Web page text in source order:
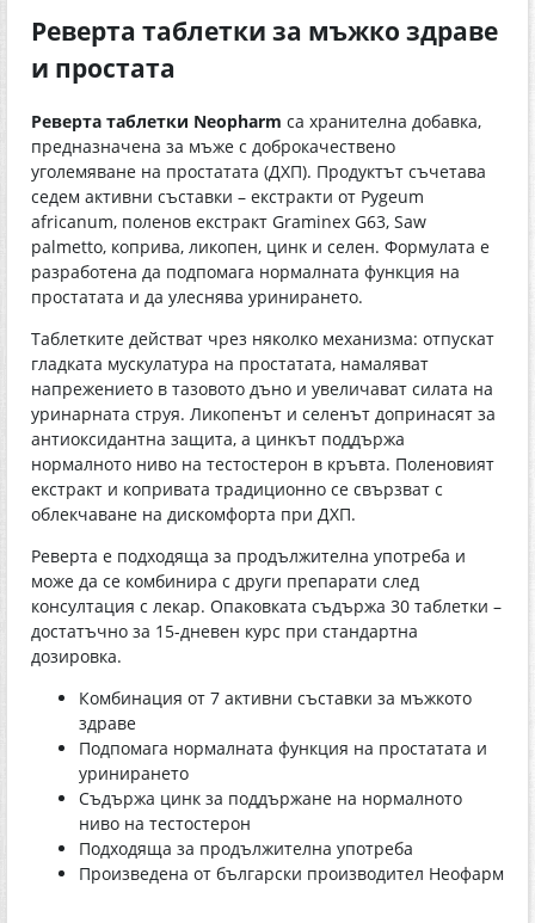
Реверта таблетки за мъжко здраве
и простата
Реверта таблетки Neopharm са хранителна добавка,
предназначена за мъже с доброкачествено
уголемяване на простатата (ДХП). Продуктът съчетава
седем активни съставки – екстракти от Pygeum
africanum, поленов екстракт Graminex G63, Saw
palmetto, коприва, ликопен, цинк и селен. Формулата е
разработена да подпомага нормалната функция на
простатата и да улеснява уринирането.
Таблетките действат чрез няколко механизма: отпускат
гладката мускулатура на простатата, намаляват
напрежението в тазовото дъно и увеличават силата на
уринарната струя. Ликопенът и селенът допринасят за
антиоксидантна защита, а цинкът поддържа
нормалното ниво на тестостерон в кръвта. Поленовият
екстракт и копривата традиционно се свързват с
облекчаване на дискомфорта при ДХП.
Реверта е подходяща за продължителна употреба и
може да се комбинира с други препарати след
консултация с лекар. Опаковката съдържа 30 таблетки –
достатъчно за 15-дневен курс при стандартна
дозировка.
Комбинация от 7 активни съставки за мъжкото
здраве
Подпомага нормалната функция на простатата и
уринирането
Съдържа цинк за поддържане на нормалното
ниво на тестостерон
Подходяща за продължителна употреба
Произведена от български производител Неофарм